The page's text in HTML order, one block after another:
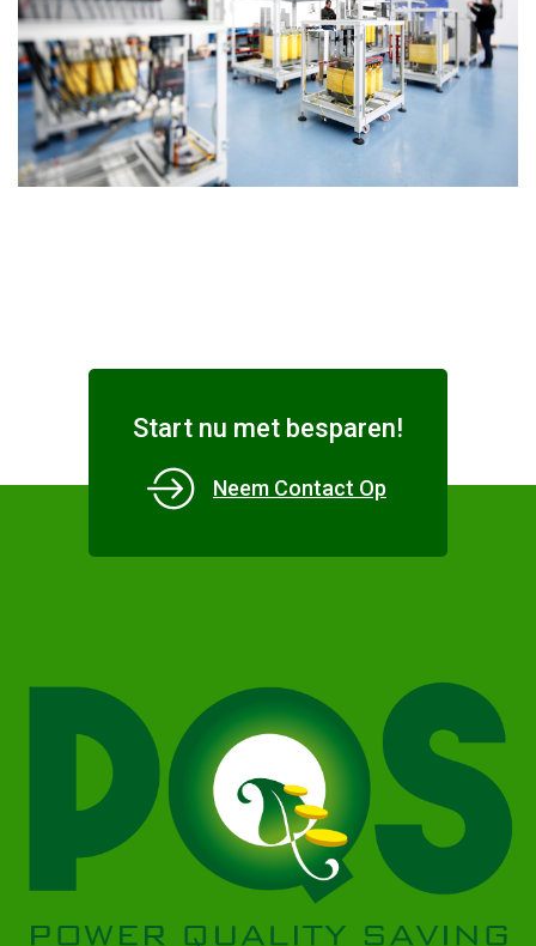
Start nu met besparen!
Neem Contact Op